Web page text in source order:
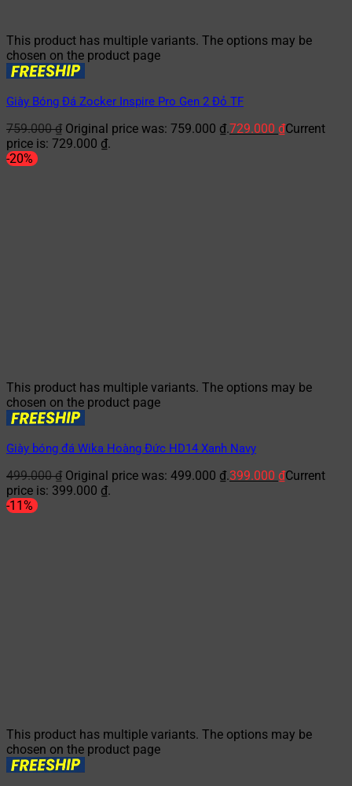
This product has multiple variants. The options may be
chosen on the product page
Giày Bóng Đá Zocker Inspire Pro Gen 2 Đỏ TF
759.000₫ Original price was: 759.000 ₫.729.000 ₫Current
price is: 729.000 ₫.
-20%
This product has multiple variants. The options may be
chosen on the product page
Giày bóng đá Wika Hoàng Đức HD14 Xanh Navy
499.000₫ Original price was: 499.000 ₫.399.000 ₫Current
price is: 399.000 ₫.
-11%
This product has multiple variants. The options may be
chosen on the product page